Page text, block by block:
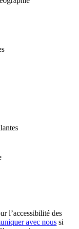
l’accessibilité des
avec nous si